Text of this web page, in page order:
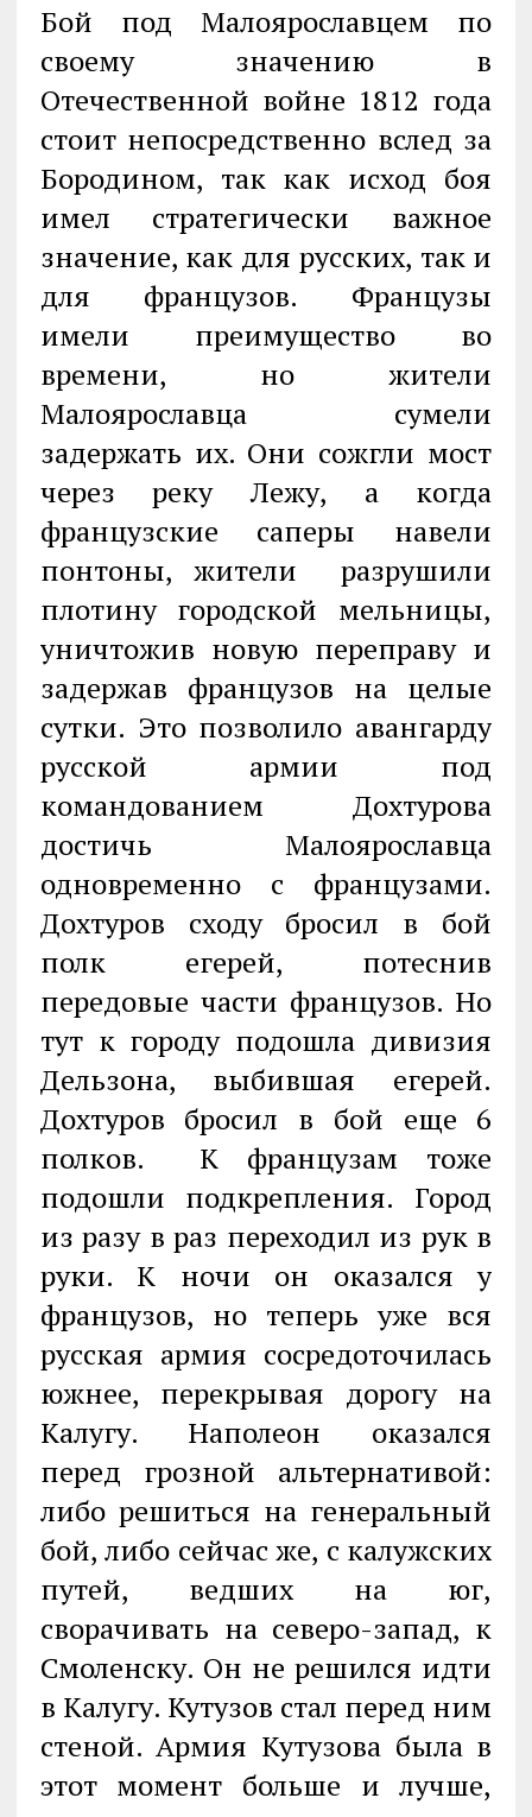
Бой под Малоярославцем по
своему значению в
Отечественной войне 1812 года
стоит непосредственно вслед за
Бородином, так как исход боя
имел стратегически важное
значение, как для русских, так и
для французов. Французы
имели преимущество во
времени, но жители
Малоярославца сумели
задержать их. Они сожгли мост
через реку Лежу, а когда
французские саперы навели
понтоны, жители разрушили
плотину городской мельницы,
уничтожив новую переправу и
задержав французов на целые
сутки. Это позволило авангарду
русской армии под
командованием Дохтурова
достичь Малоярославца
одновременно с французами.
Дохтуров сходу бросил в бой
полк егерей, потеснив
передовые части французов. Но
тут к городу подошла дивизия
Дельзона, выбившая егерей.
Дохтуров бросил в бой еще 6
полков. К французам тоже
подошли подкрепления. Город
из разу в раз переходил из рук в
руки. К ночи он оказался у
французов, но теперь уже вся
русская армия сосредоточилась
южнее, перекрывая дорогу на
Калугу. Наполеон оказался
перед грозной альтернативой:
либо решиться на генеральный
бой, либо сейчас же, с калужских
путей, ведших на юг,
сворачивать на северо-запад, к
Смоленску. Он не решился идти
в Калугу. Кутузов стал перед ним
стеной. Армия Кутузова была в
этот момент больше и лучше,